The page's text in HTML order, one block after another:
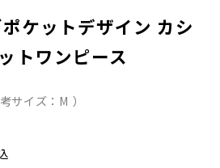
ケットデザイン カシ
トワンピース
サイズ：M ）